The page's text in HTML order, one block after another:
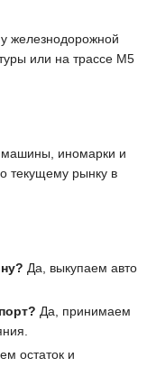
железнодорожной
или на трассе М5
машины, иномарки и
текущему рынку в
Да, выкупаем авто
Да, принимаем
остаток и